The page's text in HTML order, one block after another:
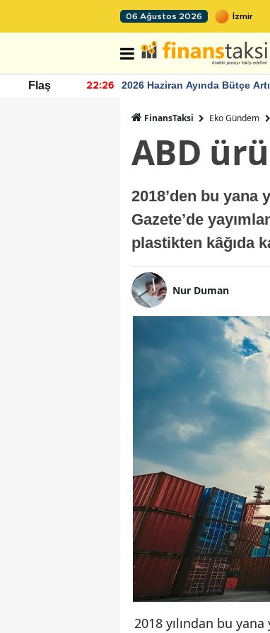
06 Ağustos 2026
Flaş 22:26
2026 Haziran Ayında Bütçe
FinansTaksi Eko Gündem
ABD
2018’den bu
Gazete’de
plastikten kâğıda
Nur Duman
2018 yılından bu